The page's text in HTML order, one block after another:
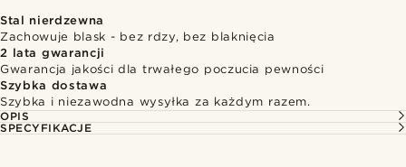
Stal nierdzewna
Zachowuje blask - bez rdzy, bez blaknięcia
2 lata gwarancji
Gwarancja jakości dla trwałego poczucia pewności
Szybka dostawa
Szybka i niezawodna wysyłka za każdym razem.
OPIS
SPECYFIKACJE